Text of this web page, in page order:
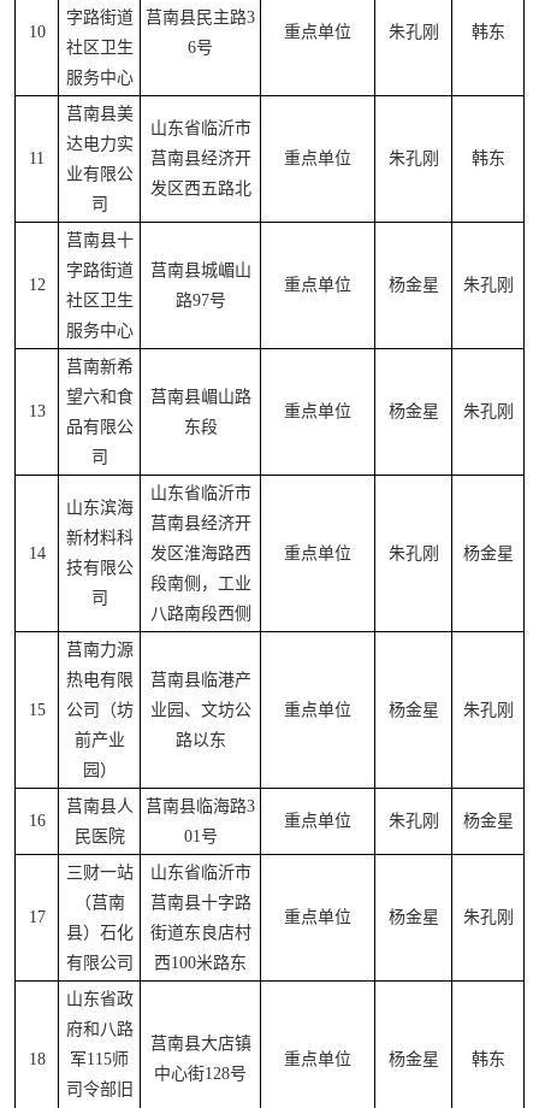
10
字路街道
社区卫生
服务中心
莒南县民主路3
6号
重点单位 朱孔刚 韩东
11
莒南县美
达电力实
业有限公
司
山东省临沂市
莒南县经济开
发区西五路北
重点单位 朱孔刚 韩东
12
莒南县十
字路街道
社区卫生
服务中心
莒南县城嵋山
路97号
重点单位 杨金星 朱孔刚
13
莒南新希
望六和食
品有限公
司
莒南县嵋山路
东段
重点单位 杨金星 朱孔刚
14
山东滨海
新材料科
技有限公
司
山东省临沂市
莒南县经济开
发区淮海路西
段南侧，工业
八路南段西侧
重点单位 朱孔刚 杨金星
15
莒南力源
热电有限
公司（坊
前产业
园）
莒南县临港产
业园、文坊公
路以东
重点单位 杨金星 朱孔刚
16
莒南县人
民医院
莒南县临海路3
01号
重点单位 朱孔刚 杨金星
17
三财一站
（莒南
县）石化
有限公司
山东省临沂市
莒南县十字路
街道东良店村
西100米路东
重点单位 杨金星 朱孔刚
18
山东省政
府和八路
军115师
司令部旧
莒南县大店镇
中心街128号
重点单位 杨金星 韩东